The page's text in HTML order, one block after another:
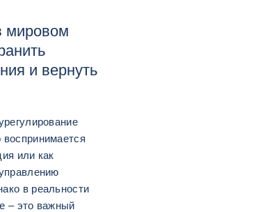
мировом
и вернуть
или как
в реальности
– это важный